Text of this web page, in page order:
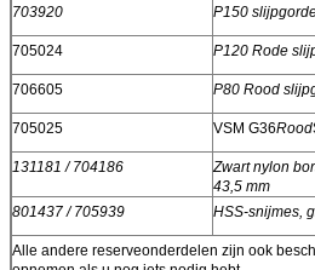
703920 P150
705024 P120 Rode
706605 P80 Rood
705025 VSM G36Rood
131181 / 704186
Zwart nylon
43,5 mm
801437 / 705939
HSS-snijmes,
Alle andere reserveonderdelen zijn ook